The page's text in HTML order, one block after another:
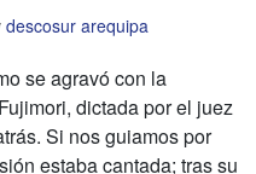
descosur arequipa
se agravó con la
dictada por el juez
Si nos guiamos por
estaba cantada; tras su